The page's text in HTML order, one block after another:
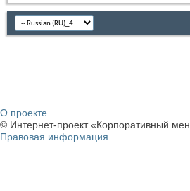
О проекте
© Интернет-проект «Корпоративный
Правовая информация